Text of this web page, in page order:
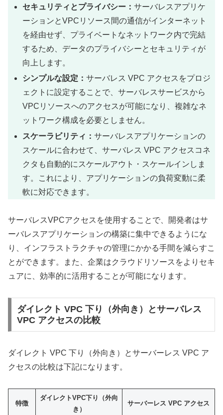
セキュリティとプライバシー：サーバレスアプリケ
ーションとVPCリソース間の通信がインターネット
を経由せず、プライベートなネットワーク内で完結
するため、データのプライバシーとセキュリティが
向上します。
シンプルな設定：サーバレス VPC アクセスをプロジ
ェクトに設定することで、サーバレスサービスから
VPCリソースへのアクセスが可能になり、複雑なネ
ットワーク構成を必要としません。
スケーラビリティ：サーバレスアプリケーションの
スケールに合わせて、サーバレス VPC アクセスコネ
クタも自動的にスケールアウト・スケールインしま
す。これにより、アプリケーションの負荷変動に柔
軟に対応できます。
サーバレスVPCアクセスを使用することで、開発者はサ
ーバレスアプリケーションの構築に集中できるようにな
り、インフラストラクチャの管理にかかる手間を減らすこ
とができます。また、企業はクラウドリソースをよりセキ
ュアに、効率的に活用することが可能になります。
ダイレクト VPC 下り（外向き）とサーバレス
VPC アクセスの比較
ダイレクト VPC 下り（外向き）とサーバーレス VPC ア
クセスの比較は下記になります。
特徴
ダイレクトVPC下り（外向
き）
サーバーレス VPC アクセス